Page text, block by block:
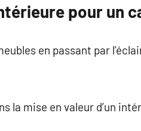
pour un
en passant par
la mise en valeur d’un